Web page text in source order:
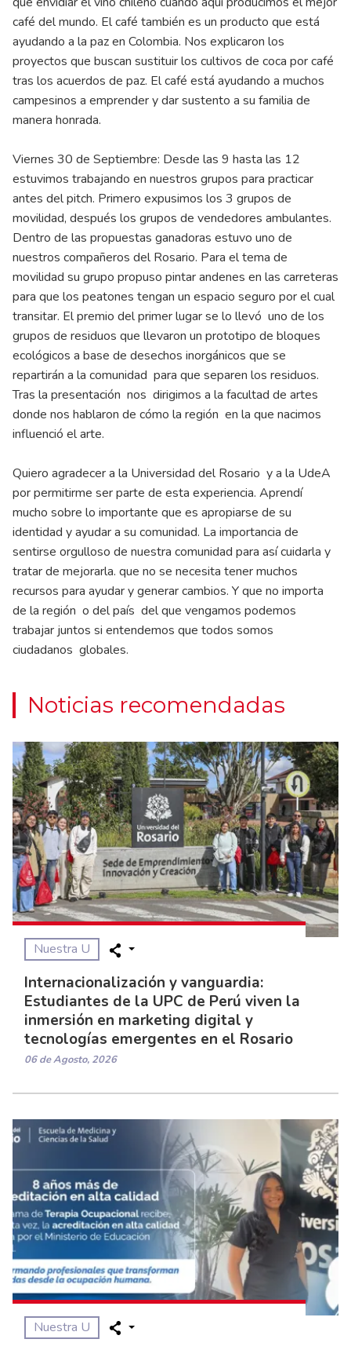
café del mundo. El café también es un producto que está
ayudando a la paz en Colombia. Nos explicaron los
proyectos que buscan sustituir los cultivos de coca por café
tras los acuerdos de paz. El café está ayudando a muchos
campesinos a emprender y dar sustento a su familia de
manera honrada.
Viernes 30 de Septiembre: Desde las 9 hasta las 12
estuvimos trabajando en nuestros grupos para practicar
antes del pitch. Primero expusimos los 3 grupos de
movilidad, después los grupos de vendedores ambulantes.
Dentro de las propuestas ganadoras estuvo uno de
nuestros compañeros del Rosario. Para el tema de
movilidad su grupo propuso pintar andenes en las carreteras
para que los peatones tengan un espacio seguro por el cual
transitar. El premio del primer lugar se lo llevó uno de los
grupos de residuos que llevaron un prototipo de bloques
ecológicos a base de desechos inorgánicos que se
repartirán a la comunidad para que separen los residuos.
Tras la presentación nos dirigimos a la facultad de artes
donde nos hablaron de cómo la región en la que nacimos
influenció el arte.
Quiero agradecer a la Universidad del Rosario y a la UdeA
por permitirme ser parte de esta experiencia. Aprendí
mucho sobre lo importante que es apropiarse de su
identidad y ayudar a su comunidad. La importancia de
sentirse orgulloso de nuestra comunidad para así cuidarla y
tratar de mejorarla. que no se necesita tener muchos
recursos para ayudar y generar cambios. Y que no importa
de la región o del país del que vengamos podemos
trabajar juntos si entendemos que todos somos
ciudadanos globales.
Noticias recomendadas
Nuestra U
Internacionalización y vanguardia:
Estudiantes de la UPC de Perú viven la
inmersión en marketing digital y
tecnologías emergentes en el Rosario
06 de Agosto, 2026
Nuestra U